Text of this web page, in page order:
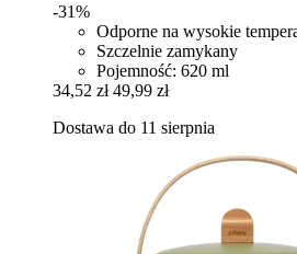
-31%
Odporne na wysokie
Szczelnie zamykany
Pojemność: 620 ml
34,52 zł 49,99 zł
Dostawa do 11 sierpnia